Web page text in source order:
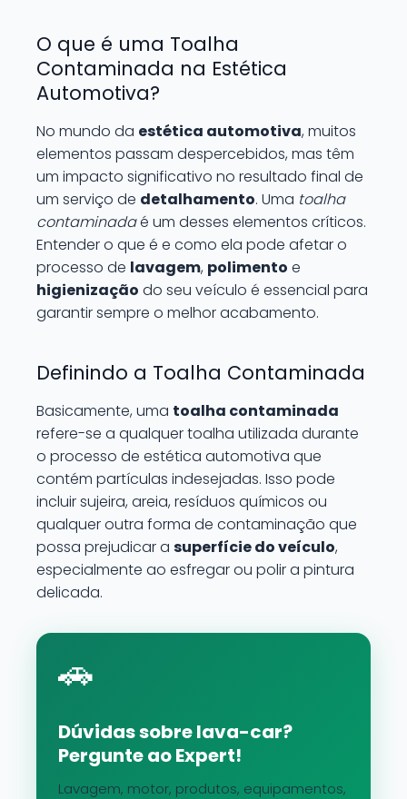
O que é uma Toalha
Contaminada na Estética
Automotiva?
No mundo da estética automotiva, muitos
elementos passam despercebidos, mas têm
um impacto significativo no resultado final de
um serviço de detalhamento. Uma toalha
contaminadaé um desses elementos críticos.
Entender o que é e como ela pode afetar o
processo de lavagem, polimento e
higienização do seu veículo é essencial para
garantir sempre o melhor acabamento.
Definindo a Toalha Contaminada
Basicamente, uma toalha contaminada
refere-se a qualquer toalha utilizada durante
o processo de estética automotiva que
contém partículas indesejadas. Isso pode
incluir sujeira, areia, resíduos químicos ou
qualquer outra forma de contaminação que
possa prejudicar a superfície do veículo,
especialmente ao esfregar ou polir a pintura
delicada.
🚗
Dúvidas sobre lava-car?
Pergunte ao Expert!
Lavagem, motor, produtos, equipamentos,